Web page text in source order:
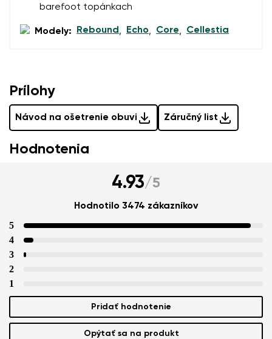
barefoot topánkach
Modely: Rebound, Echo, Core, Cellestia
Prílohy
Návod na ošetrenie obuvi Záručný list
Hodnotenia
4.93/5
Hodnotilo 3474 zákazníkov
5
4
3
2
1
Pridať hodnotenie
Opýtať sa na produkt